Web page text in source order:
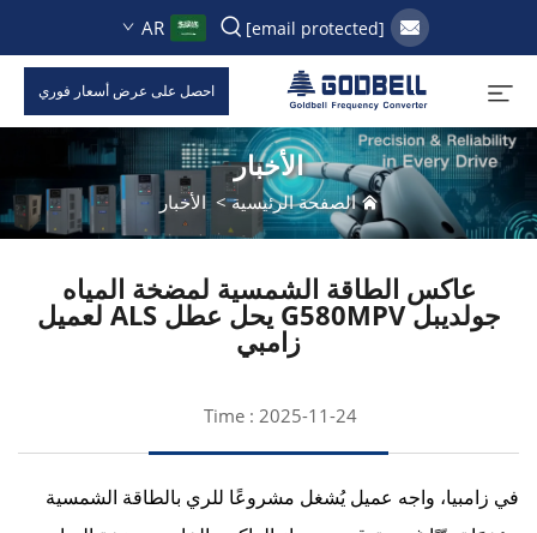
[email protected]
AR
احصل على عرض أسعار فوري
الأخبار
الصفحة الرئيسية>الأخبار
عاكس الطاقة الشمسية لمضخة المياه
جولديبل G580MPV يحل عطل ALS لعميل
زامبي
Time : 2025-11-24
في زامبيا، واجه عميل يُشغل مشروعًا للري بالطاقة الشمسية